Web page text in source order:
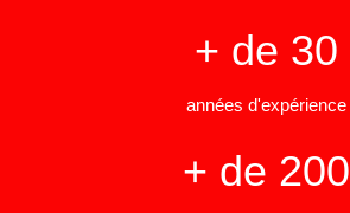
+ de 30
années d'expérience
+ de 200